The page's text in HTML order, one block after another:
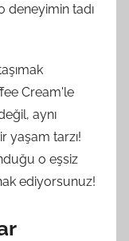
deneyimin tadı
Cream'le
aynı
yaşam tarzı!
o eşsiz
ediyorsunuz!